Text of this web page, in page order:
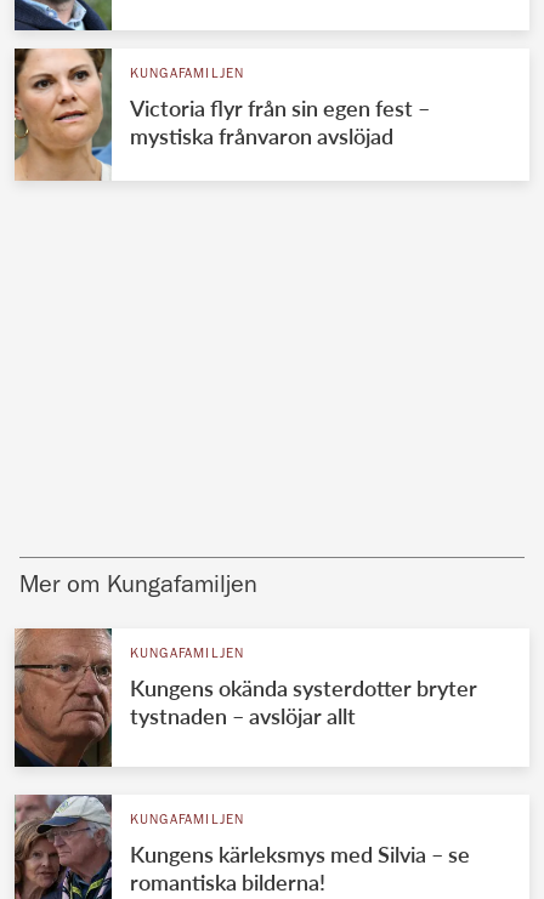
KUNGAFAMILJEN
Victoria flyr från sin egen fest –
mystiska frånvaron avslöjad
Mer om Kungafamiljen
KUNGAFAMILJEN
Kungens okända systerdotter bryter
tystnaden – avslöjar allt
KUNGAFAMILJEN
Kungens kärleksmys med Silvia – se
romantiska bilderna!